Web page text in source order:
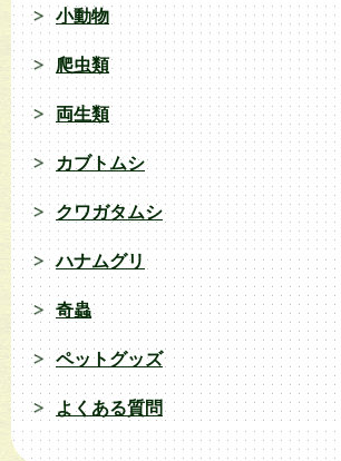
小動物
爬虫類
両生類
カブトムシ
クワガタムシ
ハナムグリ
奇蟲
ペットグッズ
よくある質問